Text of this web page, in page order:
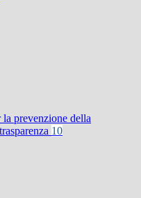
prevenzione della
10